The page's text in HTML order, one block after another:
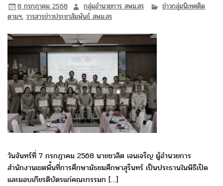
8 กรกฎาคม 2568 กลุ่มอำนวยการ สพม.สร
ข่าวกลุ่มนิเทศติด
ตามฯ,วารสารข่าวประชาสัมพันธ์ สพม.สร
วันจันทร์ที่ 7 กรกฎาคม 2568 นายชวลิต เจนเจริญ ผู้อำนวยการ
สำนักงานเขตพื้นที่การศึกษามัธยมศึกษาสุรินทร์ เป็นประธานในพิธีเปิด
และมอบเกียรติบัตรแก่คณะกรรมก […]